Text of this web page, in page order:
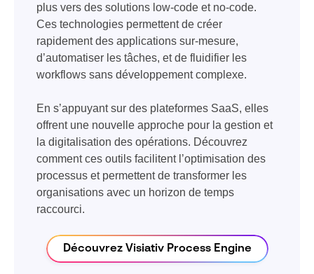
plus vers des solutions low-code et no-code.
Ces technologies permettent de créer
rapidement des applications sur-mesure,
d’automatiser les tâches, et de fluidifier les
workflows sans développement complexe.
En s’appuyant sur des plateformes SaaS, elles
offrent une nouvelle approche pour la gestion et
la digitalisation des opérations. Découvrez
comment ces outils facilitent l’optimisation des
processus et permettent de transformer les
organisations avec un horizon de temps
raccourci.
Découvrez Visiativ Process Engine